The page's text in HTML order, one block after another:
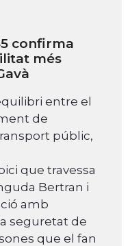
confirma
més
entre el
de
públic,
que travessa
Bertran i
amb
seguretat de
que el fan